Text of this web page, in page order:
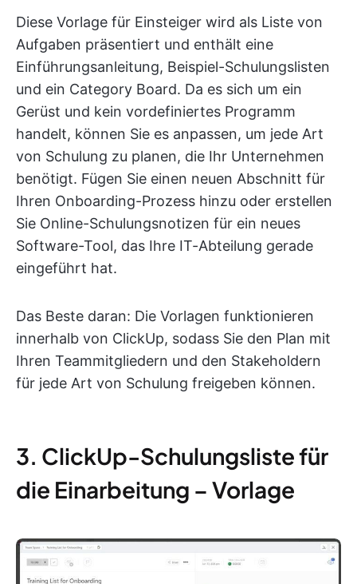
Diese Vorlage für Einsteiger wird als Liste von
Aufgaben präsentiert und enthält eine
Einführungsanleitung, Beispiel-Schulungslisten
und ein Category Board. Da es sich um ein
Gerüst und kein vordefiniertes Programm
handelt, können Sie es anpassen, um jede Art
von Schulung zu planen, die Ihr Unternehmen
benötigt. Fügen Sie einen neuen Abschnitt für
Ihren Onboarding-Prozess hinzu oder erstellen
Sie Online-Schulungsnotizen für ein neues
Software-Tool, das Ihre IT-Abteilung gerade
eingeführt hat.
Das Beste daran: Die Vorlagen funktionieren
innerhalb von ClickUp, sodass Sie den Plan mit
Ihren Teammitgliedern und den Stakeholdern
für jede Art von Schulung freigeben können.
3. ClickUp-Schulungsliste für
die Einarbeitung – Vorlage